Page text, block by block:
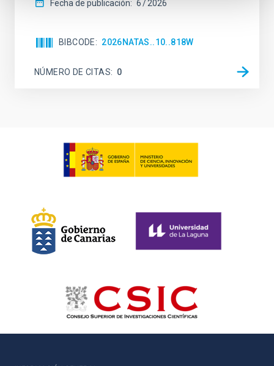
Fecha de publicación: 6 2026
BIBCODE 2026NATAS..10..818W
NÚMERO DE CITAS 0